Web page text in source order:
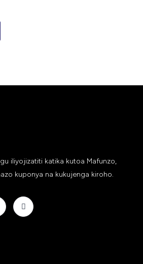
iliyojizatiti katika kutoa Mafunzo,
kuponya na kukujenga kiroho.